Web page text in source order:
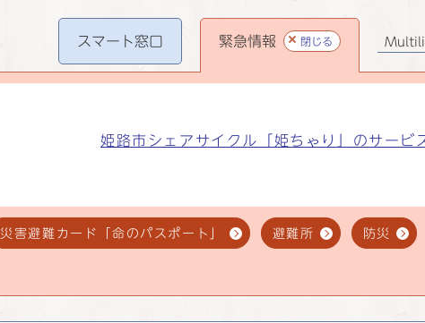
スマート窓口 緊急情報 閉じる
姫路市シェアサイクル「姫ちゃり」のサービ
災害避難カード「命のパスポート」 避難所 防災